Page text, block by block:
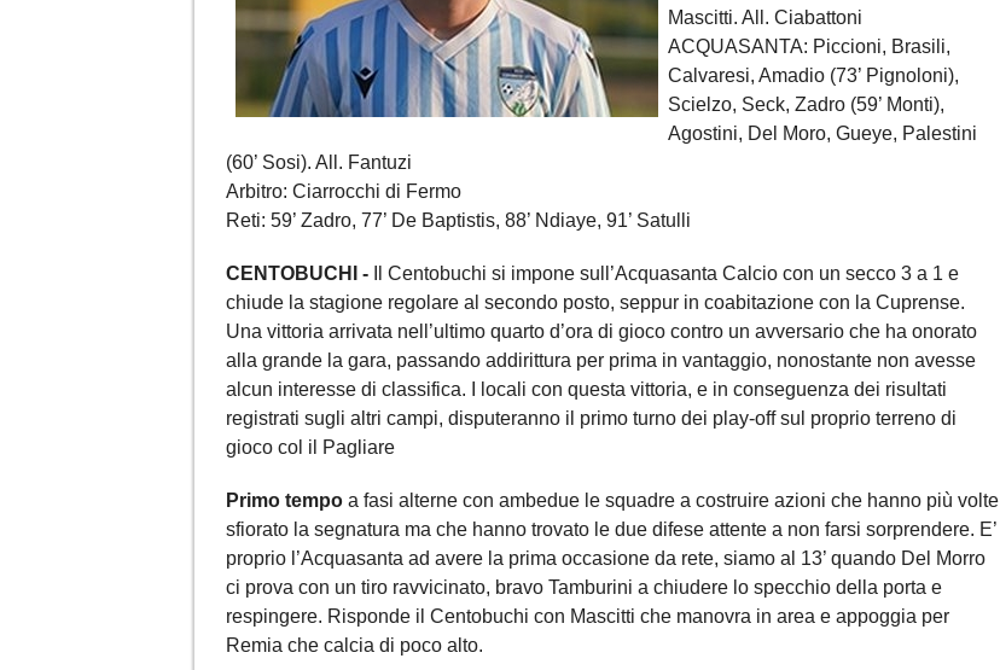
Mascitti. All. Ciabattoni
ACQUASANTA: Piccioni, Brasili,
Calvaresi, Amadio (73’ Pignoloni),
Scielzo, Seck, Zadro (59’ Monti),
Agostini, Del Moro, Gueye, Palestini
(60’ Sosi). All. Fantuzi
Arbitro: Ciarrocchi di Fermo
Reti: 59’ Zadro, 77’ De Baptistis, 88’ Ndiaye, 91’ Satulli
CENTOBUCHI -
Il Centobuchi si impone sull’Acquasanta Calcio con un secco 3 a 1 e
chiude la stagione regolare al secondo posto, seppur in coabitazione con la Cuprense.
Una vittoria arrivata nell’ultimo quarto d’ora di gioco contro un avversario che ha onorato
alla grande la gara, passando addirittura per prima in vantaggio, nonostante non avesse
alcun interesse di classifica. I locali con questa vittoria, e in conseguenza dei risultati
registrati sugli altri campi, disputeranno il primo turno dei play-off sul proprio terreno di
gioco col il Pagliare
Primo tempo a fasi alterne con ambedue le squadre a costruire azioni che hanno più volte
sfiorato la segnatura ma che hanno trovato le due difese attente a non farsi sorprendere. E’
proprio l’Acquasanta ad avere la prima occasione da rete, siamo al 13’ quando Del Morro
ci prova con un tiro ravvicinato, bravo Tamburini a chiudere lo specchio della porta e
respingere. Risponde il Centobuchi con Mascitti che manovra in area e appoggia per
Remia che calcia di poco alto.